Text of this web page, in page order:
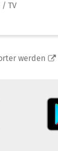
/ TV
werden